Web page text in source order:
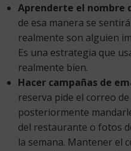
Aprenderte el nombre
de esa manera se
realmente son alguien
Es una estrategia que
realmente bien.
Hacer campañas de
reserva pide el correo
posteriormente
del restaurante o fotos
la semana. Mantener el